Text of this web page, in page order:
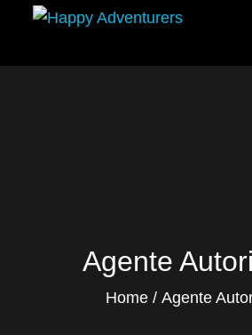
content
Agente
Home Agente